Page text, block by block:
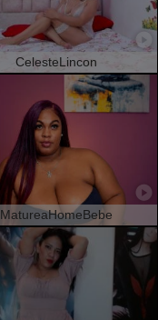
CelesteLincon
MatureaHomeBebe